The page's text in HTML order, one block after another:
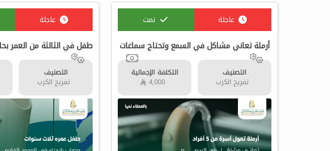
عاجلة تمت
أرملة تعاني مشاكل في السمع وتحتاج سماعات
التصنيف
تفريج الكرب
التكلفة الإجمالية
4,000 
عاجلة
التصنيف
تفريج الكرب